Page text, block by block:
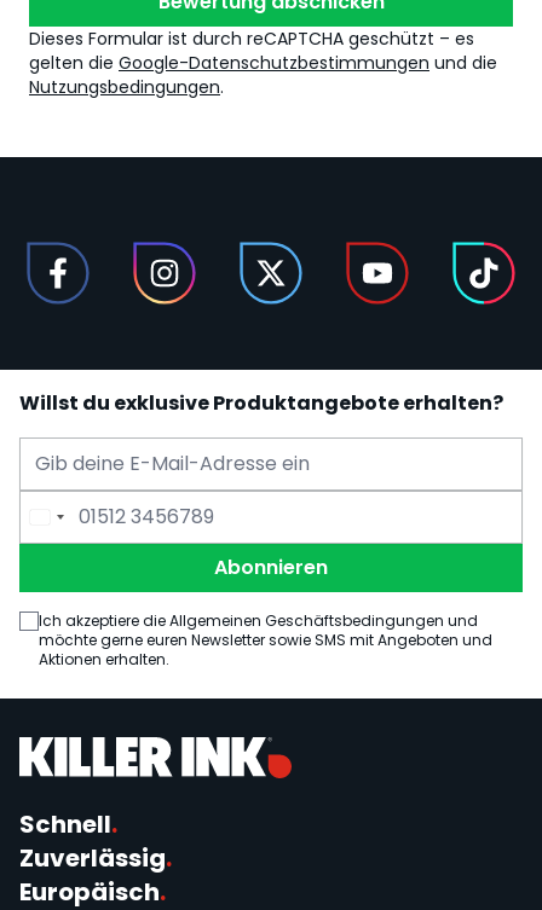
Dieses Formular ist durch reCAPTCHA geschützt – es
gelten die Google-Datenschutzbestimmungen und die
Nutzungsbedingungen.
Willst du exklusive Produktangebote erhalten?
E-Mail Adresse
Telefonnummer
Abonnieren
Ich akzeptiere die Allgemeinen Geschäftsbedingungen und
möchte gerne euren Newsletter sowie SMS mit Angeboten und
Aktionen erhalten.
Schnell.
Zuverlässig.
Europäisch.